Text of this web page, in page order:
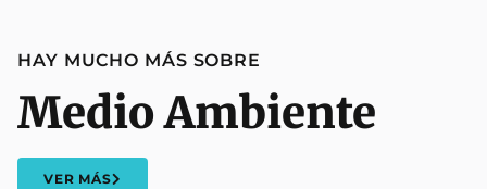
HAY MUCHO MÁS SOBRE
Medio Ambiente
VER MÁS